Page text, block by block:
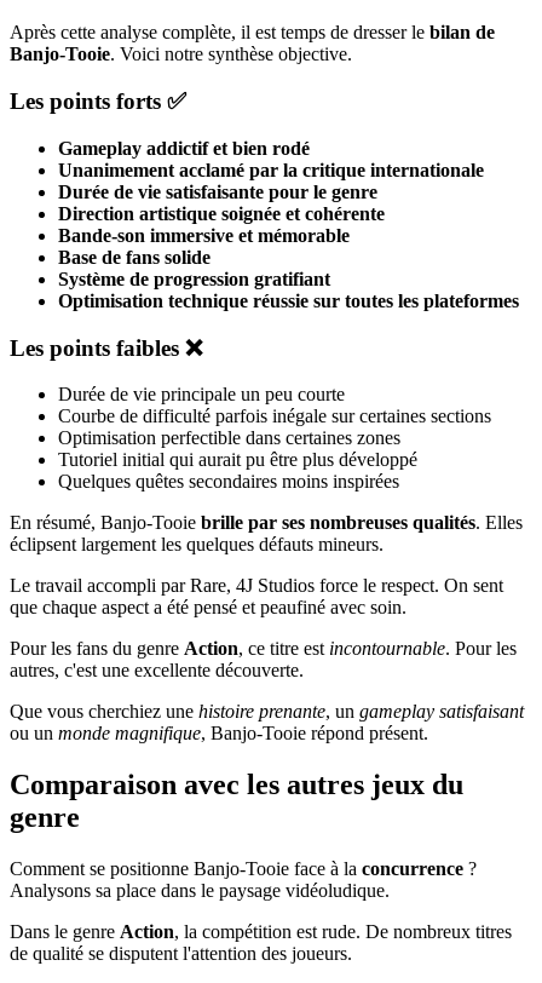
Après cette analyse complète, il est temps de dresser le bilan de
Banjo-Tooie. Voici notre synthèse objective.
Les points forts ✅
Gameplay addictif et bien rodé
Unanimement acclamé par la critique internationale
Durée de vie satisfaisante pour le genre
Direction artistique soignée et cohérente
Bande-son immersive et mémorable
Base de fans solide
Système de progression gratifiant
Optimisation technique réussie sur toutes les plateformes
Les points faibles ❌
Durée de vie principale un peu courte
Courbe de difficulté parfois inégale sur certaines sections
Optimisation perfectible dans certaines zones
Tutoriel initial qui aurait pu être plus développé
Quelques quêtes secondaires moins inspirées
En résumé, Banjo-Tooie brille par ses nombreuses qualités. Elles
éclipsent largement les quelques défauts mineurs.
Le travail accompli par Rare, 4J Studios force le respect. On sent
que chaque aspect a été pensé et peaufiné avec soin.
Pour les fans du genre Action, ce titre est incontournable. Pour les
autres, c'est une excellente découverte.
Que vous cherchiez une histoire prenante, un gameplay satisfaisant
ou un monde magnifique, Banjo-Tooie répond présent.
Comparaison avec les autres jeux du
genre
Comment se positionne Banjo-Tooie face à la concurrence ?
Analysons sa place dans le paysage vidéoludique.
Dans le genre Action, la compétition est rude. De nombreux titres
de qualité se disputent l'attention des joueurs.